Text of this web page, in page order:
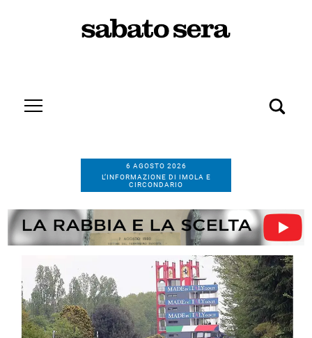
6 AGOSTO 2026
L’INFORMAZIONE DI IMOLA E
CIRCONDARIO